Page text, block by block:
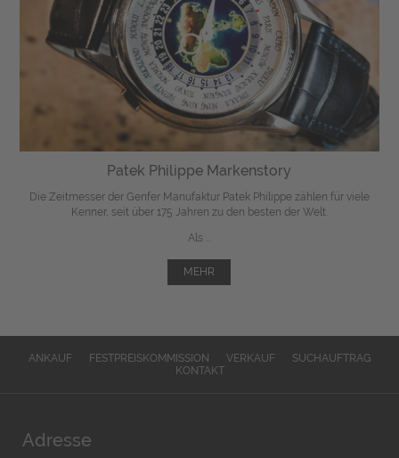
Patek Philippe Markenstory
Die Zeitmesser der Genfer Manufaktur Patek Philippe zählen für viele
Kenner, seit über 175 Jahren zu den besten der Welt.
Als ...
MEHR
ANKAUF FESTPREISKOMMISSION VERKAUF
SUCHAUFTRAG
KONTAKT
Adresse